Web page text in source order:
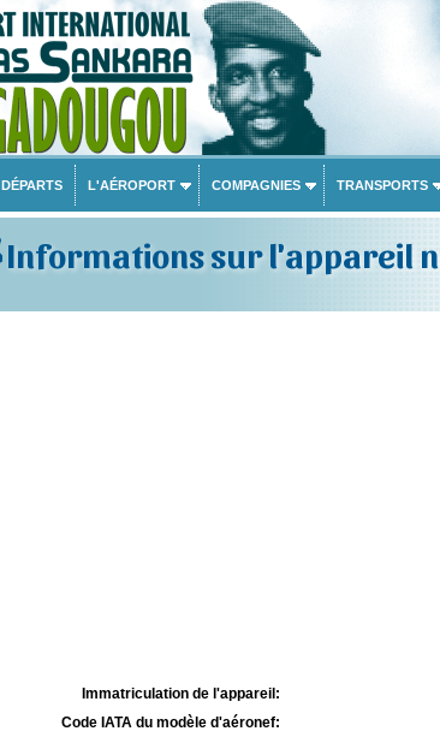
DÉPARTS L'AÉROPORT COMPAGNIES TRANSPORTS
Informations sur l'appareil
Immatriculation de l'appareil:
Code IATA du modèle d'aéronef: